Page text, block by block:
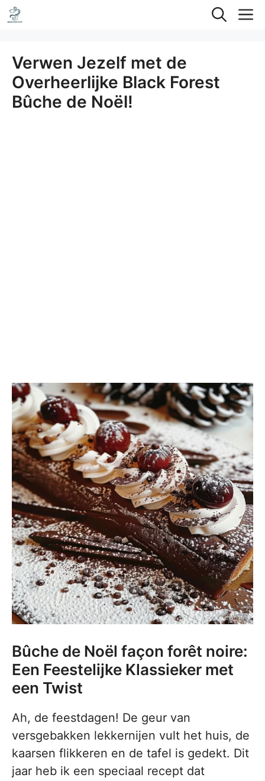
Ga
naar
inhoud
Verwen Jezelf met de
Overheerlijke Black Forest
Bûche de Noël!
Bûche de Noël façon forêt noire:
Een Feestelijke Klassieker met
een Twist
Ah, de feestdagen! De geur van
versgebakken lekkernijen vult het huis, de
kaarsen flikkeren en de tafel is gedekt. Dit
jaar heb ik een speciaal recept dat